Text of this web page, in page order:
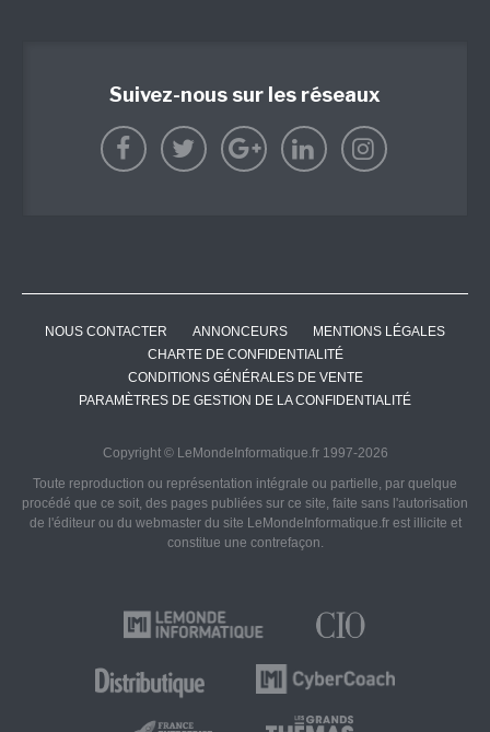
Suivez-nous sur les réseaux
NOUS CONTACTER ANNONCEURS
MENTIONS LÉGALES
CHARTE DE CONFIDENTIALITÉ
CONDITIONS GÉNÉRALES DE VENTE
PARAMÈTRES DE GESTION DE LA CONFIDENTIALITÉ
Copyright © LeMondeInformatique.fr 1997-2026
Toute reproduction ou représentation intégrale ou partielle, par quelque
procédé que ce soit, des pages publiées sur ce site, faite sans l'autorisation
de l'éditeur ou du webmaster du site LeMondeInformatique.fr est illicite et
constitue une contrefaçon.